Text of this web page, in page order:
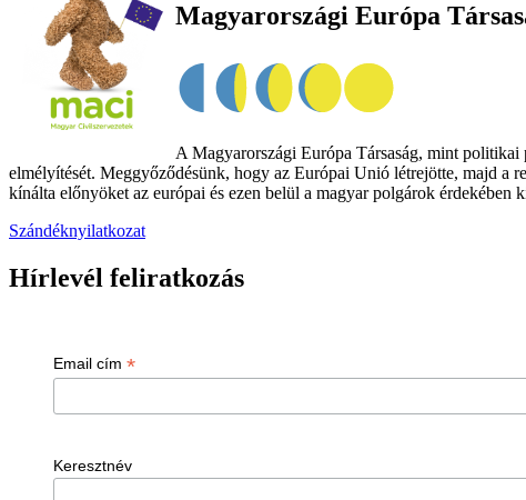
Magyarországi Európa
A Magyarországi Európa Társaság, mint
elmélyítését. Meggyőződésünk, hogy az Európai Unió létrejötte, majd a
kínálta előnyöket az európai és ezen belül a magyar polgárok érdekében
Szándéknyilatkozat
Hírlevél feliratkozás
Email cím *
Keresztnév